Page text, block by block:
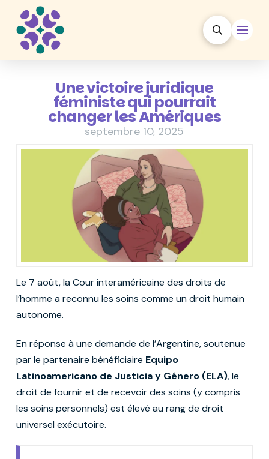
Une victoire juridique
féministe qui pourrait
changer les Amériques
septembre 10, 2025
Le 7 août, la Cour interaméricaine des droits de
l’homme a reconnu les soins comme un droit humain
autonome.
En réponse à une demande de l’Argentine, soutenue
par le partenaire bénéficiaire Equipo
Latinoamericano de Justicia y Género (ELA), le
droit de fournir et de recevoir des soins (y compris
les soins personnels) est élevé au rang de droit
universel exécutoire.